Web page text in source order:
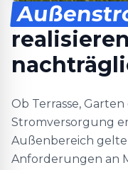
Ob Terrasse,
Stromversorgung
Außenbereich
Anforderungen an